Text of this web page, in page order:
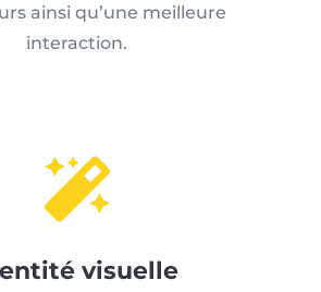
ainsi qu’une meilleure
interaction.

visuelle